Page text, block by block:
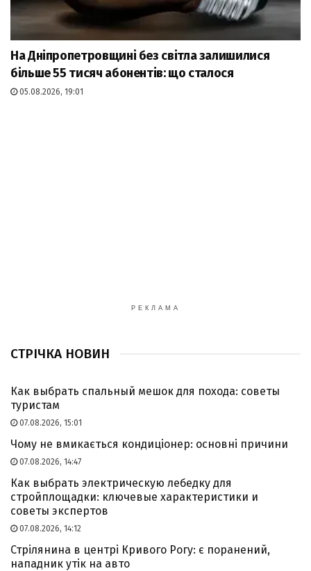
На Дніпропетровщині без світла залишилися
більше 55 тисяч абонентів: що сталося
05.08.2026, 19:01
РЕКЛАМА
СТРІЧКА НОВИН
Как выбрать спальный мешок для похода: советы
туристам
07.08.2026, 15:01
Чому не вмикається кондиціонер: основні причини
07.08.2026, 14:47
Как выбрать электрическую лебедку для
стройплощадки: ключевые характеристики и
советы экспертов
07.08.2026, 14:12
Стрілянина в центрі Кривого Рогу: є поранений,
нападник утік на авто